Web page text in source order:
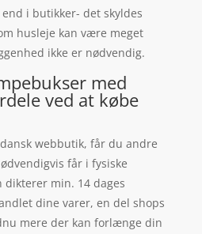
i butikker- det skyldes
husleje kan være meget
ikke er nødvendig.
med
ved at købe
webbutik, får du andre
får i fysiske
dikterer min. 14 dages
dine varer, en del shops
mere der kan forlænge din